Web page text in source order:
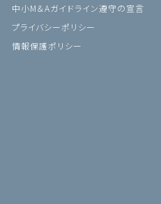
中小M＆Aガイドライン遵守の宣言
プライバシーポリシー
情報保護ポリシー